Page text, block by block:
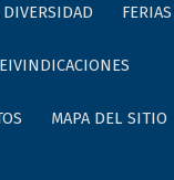
MAPA DEL SITIO